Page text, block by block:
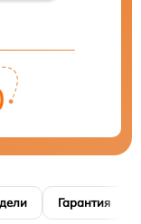
Гарантия